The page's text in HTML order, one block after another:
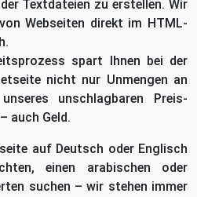
Textdateien zu erstellen. Wir
Webseiten direkt im HTML-
spart Ihnen bei der
nicht nur Unmengen an
unschlagbaren Preis-
auch Geld.
auf Deutsch oder Englisch
einen arabischen oder
suchen – wir stehen immer